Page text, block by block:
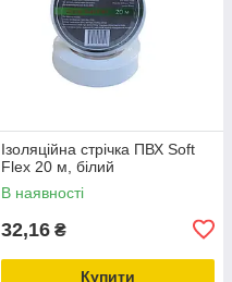
Ізоляційна стрічка ПВХ Soft
Flex 20 м, білий
В наявності
32,16 ₴
Купити